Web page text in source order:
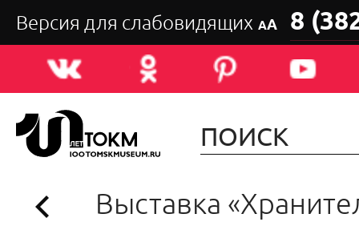
Версия для слабовидящих АА 8
Выставка